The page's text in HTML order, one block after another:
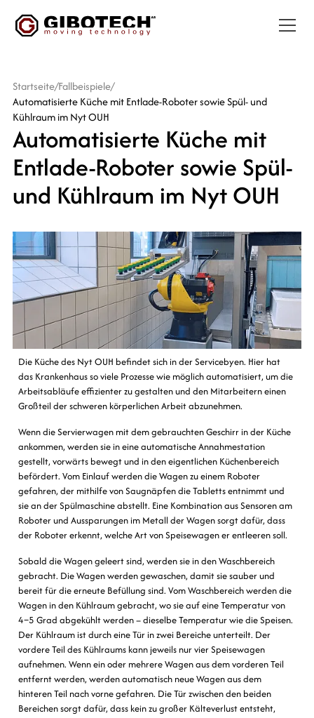
Startseite/Fallbeispiele/
Automatisierte Küche mit Entlade-Roboter sowie Spül- und
Kühlraum im Nyt OUH
Automatisierte Küche mit
Entlade-Roboter sowie Spül-
und Kühlraum im Nyt OUH
Die Küche des Nyt OUH befindet sich in der Servicebyen. Hier hat
das Krankenhaus so viele Prozesse wie möglich automatisiert, um die
Arbeitsabläufe effizienter zu gestalten und den Mitarbeitern einen
Großteil der schweren körperlichen Arbeit abzunehmen.
Wenn die Servierwagen mit dem gebrauchten Geschirr in der Küche
ankommen, werden sie in eine automatische Annahmestation
gestellt, vorwärts bewegt und in den eigentlichen Küchenbereich
befördert. Vom Einlauf werden die Wagen zu einem Roboter
gefahren, der mithilfe von Saugnäpfen die Tabletts entnimmt und
sie an der Spülmaschine abstellt. Eine Kombination aus Sensoren am
Roboter und Aussparungen im Metall der Wagen sorgt dafür, dass
der Roboter erkennt, welche Art von Speisewagen er entleeren soll.
Sobald die Wagen geleert sind, werden sie in den Waschbereich
gebracht. Die Wagen werden gewaschen, damit sie sauber und
bereit für die erneute Befüllung sind. Vom Waschbereich werden die
Wagen in den Kühlraum gebracht, wo sie auf eine Temperatur von
4–5 Grad abgekühlt werden – dieselbe Temperatur wie die Speisen.
Der Kühlraum ist durch eine Tür in zwei Bereiche unterteilt. Der
vordere Teil des Kühlraums kann jeweils nur vier Speisewagen
aufnehmen. Wenn ein oder mehrere Wagen aus dem vorderen Teil
entfernt werden, werden automatisch neue Wagen aus dem
hinteren Teil nach vorne gefahren. Die Tür zwischen den beiden
Bereichen sorgt dafür, dass kein zu großer Kälteverlust entsteht,